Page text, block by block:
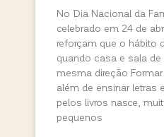
No Dia Nacional da
celebrado em 24 de
reforçam que o hábito
quando casa e sala
mesma direção
além de ensinar letras
pelos livros nasce,
pequenos